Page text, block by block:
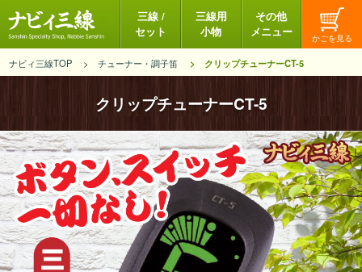
三線 /
セット
三線用
小物
その他
メニュー
ナビィ三線TOP チューナー・調子笛 クリップチューナーCT-5
クリップチューナーCT-5